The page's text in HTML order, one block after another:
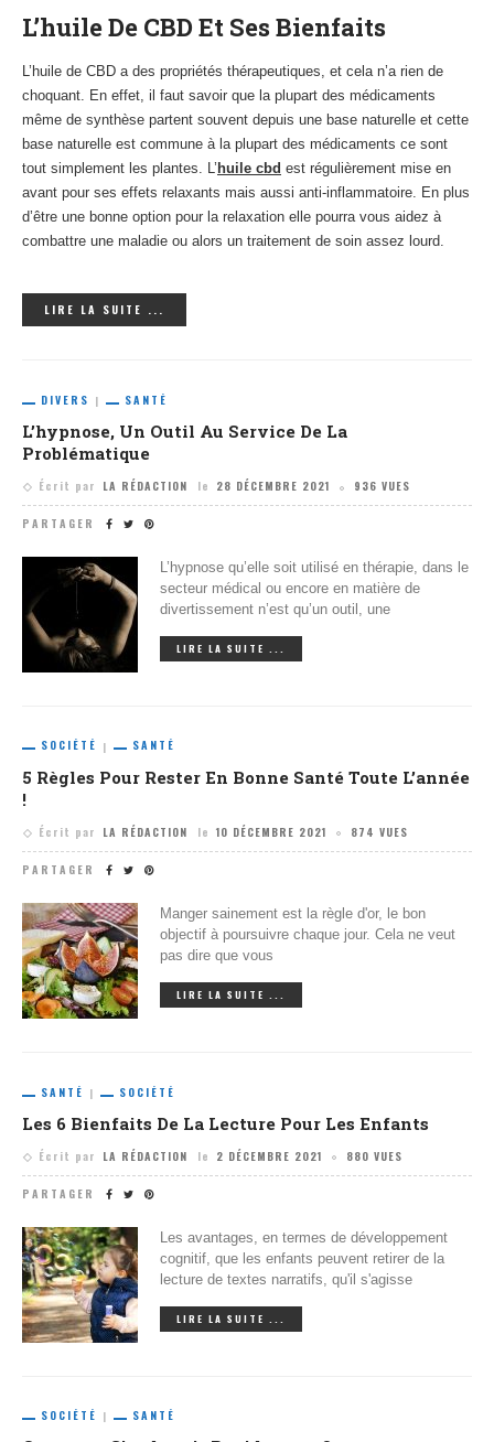
L’huile De CBD Et Ses Bienfaits
L’huile de CBD a des propriétés thérapeutiques, et cela n’a rien de
choquant. En effet, il faut savoir que la plupart des médicaments
même de synthèse partent souvent depuis une base naturelle et cette
base naturelle est commune à la plupart des médicaments ce sont
tout simplement les plantes. L’ huile cbd est régulièrement mise en
avant pour ses effets relaxants mais aussi anti-inflammatoire. En plus
d’être une bonne option pour la relaxation elle pourra vous aidez à
combattre une maladie ou alors un traitement de soin assez lourd.
LIRE LA SUITE ...
DIVERS SANTÉ
L’hypnose, Un Outil Au Service De La
Problématique
Écrit par LA RÉDACTION le 28 DÉCEMBRE 2021 936 VUES
PARTAGER
L’hypnose qu’elle soit utilisé en thérapie, dans le
secteur médical ou encore en matière de
divertissement n’est qu’un outil, une
LIRE LA SUITE ...
SOCIÉTÉ SANTÉ
5 Règles Pour Rester En Bonne Santé Toute L’année
!
Écrit par LA RÉDACTION le 10 DÉCEMBRE 2021 874 VUES
PARTAGER
Manger sainement est la règle d'or, le bon
objectif à poursuivre chaque jour. Cela ne veut
pas dire que vous
LIRE LA SUITE ...
SANTÉ SOCIÉTÉ
Les 6 Bienfaits De La Lecture Pour Les Enfants
Écrit par LA RÉDACTION le 2 DÉCEMBRE 2021 880 VUES
PARTAGER
Les avantages, en termes de développement
cognitif, que les enfants peuvent retirer de la
lecture de textes narratifs, qu'il s'agisse
LIRE LA SUITE ...
SOCIÉTÉ SANTÉ